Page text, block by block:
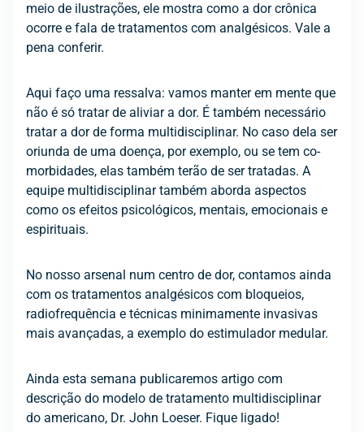
meio de ilustrações, ele mostra como a dor crônica
ocorre e fala de tratamentos com analgésicos. Vale a
pena conferir.
Aqui faço uma ressalva: vamos manter em mente que
não é só tratar de aliviar a dor. É também necessário
tratar a dor de forma multidisciplinar. No caso dela ser
oriunda de uma doença, por exemplo, ou se tem co-
morbidades, elas também terão de ser tratadas. A
equipe multidisciplinar também aborda aspectos
como os efeitos psicológicos, mentais, emocionais e
espirituais.
No nosso arsenal num centro de dor, contamos ainda
com os tratamentos analgésicos com bloqueios,
radiofrequência e técnicas minimamente invasivas
mais avançadas, a exemplo do estimulador medular.
Ainda esta semana publicaremos artigo com
descrição do modelo de tratamento multidisciplinar
do americano, Dr. John Loeser. Fique ligado!